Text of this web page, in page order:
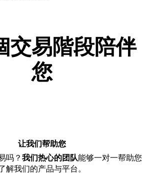
交易階段陪伴
您
让我们帮助您
吗？ 我们热心的团队能够一对一帮助您
解我们的产品与平台。